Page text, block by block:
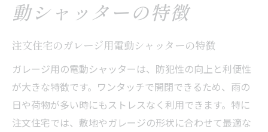
動シャッターの特徴
注文住宅のガレージ用電動シャッターの特徴
ガレージ用の電動シャッターは、防犯性の向上と利便性
が大きな特徴です。ワンタッチで開閉できるため、雨の
日や荷物が多い時にもストレスなく利用できます。特に
注文住宅では、敷地やガレージの形状に合わせて最適な